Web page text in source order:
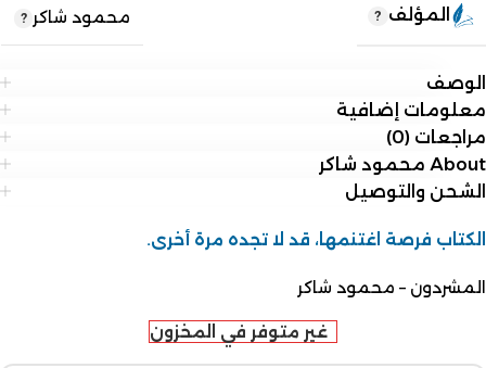
المؤلف محمود شاكر
الوصف
معلومات إضافية
مراجعات (0)
About محمود شاكر
الشحن والتوصيل
الكتاب فرصة اغتنمها، قد لا تجده مرة أخرى.
المشردون – محمود شاكر
غير متوفر في المخزون